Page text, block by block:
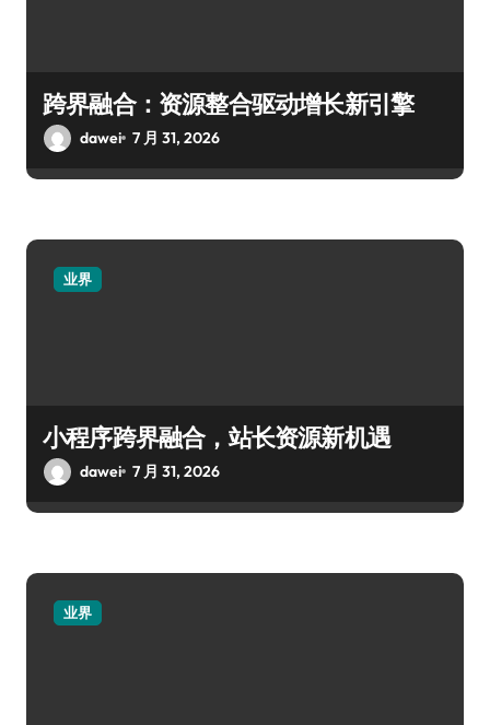
跨界融合：资源整合驱动增长新引擎
dawei 7 月 31, 2026
业界
小程序跨界融合，站长资源新机遇
dawei 7 月 31, 2026
业界